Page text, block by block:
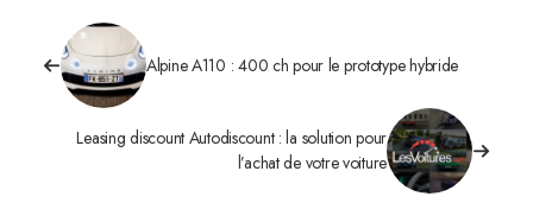
Alpine A110 : 400 ch pour le prototype hybride
Leasing discount Autodiscount : la solution pour
l’achat de votre voiture